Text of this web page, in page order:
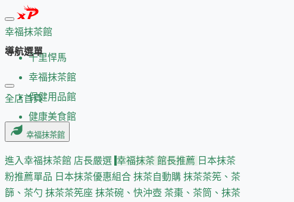
幸福抹茶館
千里悍馬
幸福抹茶館
保健用品館
健康美食館
導航選單
全店首頁
幸福抹茶館
進入幸福抹茶館 店長嚴選 幸福抹茶 館長推薦 日本抹茶
粉推薦單品 日本抹茶優惠組合 抹茶自動購 抹茶茶筅、茶
篩、茶勺 抹茶茶筅座 抹茶碗、快沖壺 茶棗、茶筒、抹茶